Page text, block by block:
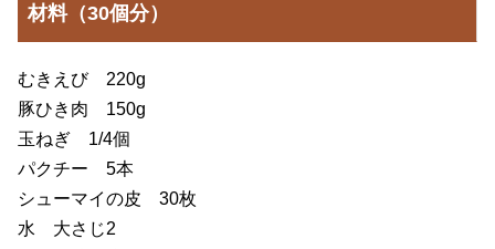
材料（30個分）
むきえび 220g
豚ひき肉 150g
玉ねぎ 1/4個
パクチー 5本
シューマイの皮 30枚
水 大さじ2